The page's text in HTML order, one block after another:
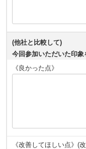
(他社と比較して)
今回参加いただいた印象
《良かった点》
《改善してほしい点》(